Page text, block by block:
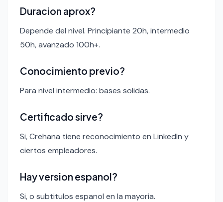
Duracion aprox?
Depende del nivel. Principiante 20h, intermedio
50h, avanzado 100h+.
Conocimiento previo?
Para nivel intermedio: bases solidas.
Certificado sirve?
Si, Crehana tiene reconocimiento en LinkedIn y
ciertos empleadores.
Hay version espanol?
Si, o subtitulos espanol en la mayoria.